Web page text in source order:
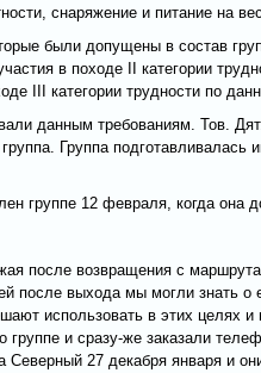
снаряжение и питание на
были допущены в состав
в походе II категории
III категории трудности по
данным требованиям. Тов.
Группа
группе 12 февраля, когда она
после возвращения с
после выхода мы могли знать о
использовать в этих целях
группе и сразу-же заказали
Северный 27 декабря января и